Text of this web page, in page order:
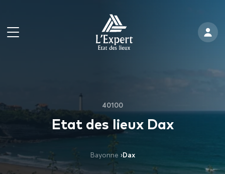
40100
Etat des lieux Dax
Bayonne ›Dax